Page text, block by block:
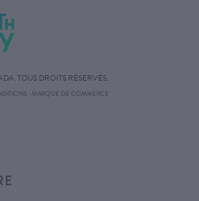
TOUS DROITS RÉSERVÉS.
·MARQUE DE COMMERCE